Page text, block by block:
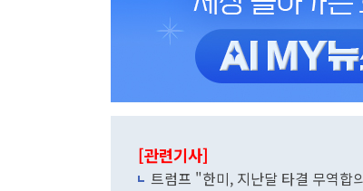
[관련기사]
트럼프 "한미, 지난달 타결 무역